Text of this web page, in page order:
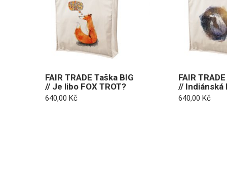
FAIR TRADE Taška BIG
// Je libo FOX TROT?
640,00 Kč
FAIR
// Indiánská
640,00 Kč